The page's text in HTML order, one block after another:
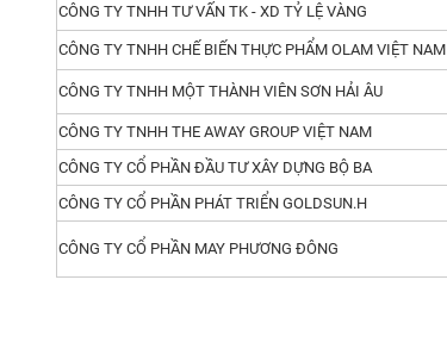
CÔNG TY TNHH TƯ VẤN TK - XD TỶ LỆ VÀNG
CÔNG TY TNHH CHẾ BIẾN THỰC PHẨM OLAM VIỆT NAM
CÔNG TY TNHH MỘT THÀNH VIÊN SƠN HẢI ÂU
CÔNG TY TNHH THE AWAY GROUP VIỆT NAM
CÔNG TY CỔ PHẦN ĐẦU TƯ XÂY DỰNG BỘ BA
CÔNG TY CỔ PHẦN PHÁT TRIỂN GOLDSUN.H
CÔNG TY CỔ PHẦN MAY PHƯƠNG ĐÔNG